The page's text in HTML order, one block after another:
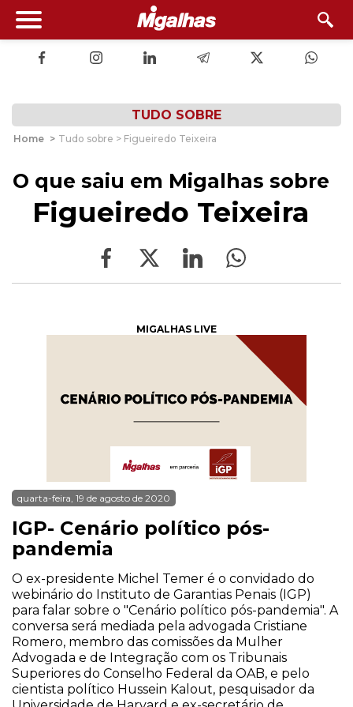
TUDO SOBRE
Home > Tudo sobre > Figueiredo Teixeira
O que saiu em Migalhas sobre
Figueiredo Teixeira
MIGALHAS LIVE
quarta-feira, 19 de agosto de 2020
IGP- Cenário político pós-
pandemia
O ex-presidente Michel Temer é o convidado do
webinário do Instituto de Garantias Penais (IGP)
para falar sobre o "Cenário político pós-pandemia". A
conversa será mediada pela advogada Cristiane
Romero, membro das comissões da Mulher
Advogada e de Integração com os Tribunais
Superiores do Conselho Federal da OAB, e pelo
cientista político Hussein Kalout, pesquisador da